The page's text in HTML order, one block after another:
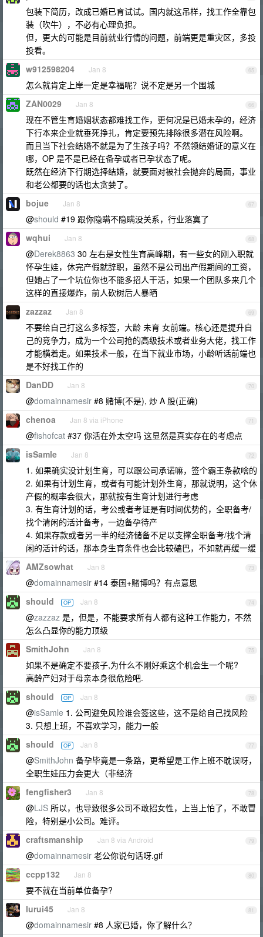
包装下简历，改成已婚已育试试。国内就这吊样，找工作全靠包
装（吹牛），不必有心理负担。
但，更大的可能是目前就业行情的问题，前端更是重灾区，多投
投看。
65
w912598204 Jan 8
怎么就肯定上岸一定是幸福呢？说不定是另一个围城
66
ZAN0029 Jan 8
现在不管生育婚姻状态都难找工作，更何况是已婚未孕的，经济
下行本来企业就垂死挣扎，肯定要预先排除很多潜在风险啊。
而且当下社会结婚不就是为了生孩子吗？不然领结婚证的意义在
哪，OP 是不是已经在备孕或者已孕状态了呢。
既然在经济下行期选择结婚，就要面对被社会抛弃的局面，事业
和老公都要的话也太贪婪了。
67
bojue Jan 8
@should #19 跟你隐瞒不隐瞒没关系，行业落寞了
68
wqhui Jan 8
@Derek8863 30 左右是女性生育高峰期，有一些女的刚入职就
怀孕生娃，休完产假就辞职，虽然不是公司出产假期间的工资，
但她占了一个坑位你也不能多招人干活，如果一个团队多来几个
这样的直接爆炸，前人砍树后人暴晒
69
zazzaz Jan 8
不要给自己打这么多标签，大龄 未育 女前端。核心还是提升自
己的竞争力，成为一个公司抢的高级技术或者业务大佬，找工作
才能横着走。如果技术一般，在当下就业市场，小龄听话前端也
是不好找工作的
70
DanDD Jan 8
@domainnamesir #8 赌博(不是), 炒 A 股(正确)
71
chenoa Jan 8 via iPhone
@fishofcat #37 你活在外太空吗 这显然是真实存在的考虑点
72
isSamle Jan 8
1. 如果确实没计划生育，可以跟公司承诺嘛，签个霸王条款啥的
2. 如果有计划生育，或者有可能计划外生育，那就说明，这个休
产假的概率会很大，那就按有生育计划进行考虑
3. 有生育计划的话，考公或者考证是有时间优势的，全职备考/
找个清闲的活计备考，一边备孕待产
4. 如果存款或者另一半的经济储备不足以支撑全职备考/找个清
闲的活计的话，那本身生育条件也会比较磕巴，不如就再缓一缓
73
AMZsowhat Jan 8
@domainnamesir #14 泰国+赌博吗？有点意思
74
should OP Jan 8
@zazzaz 是，但是，不能要求所有人都有这种工作能力，不然
怎么凸显你的能力顶级
75
SmithJohn Jan 8
如果不是确定不要孩子,为什么不刚好乘这个机会生一个呢?
高龄产妇对于母亲本身很危险吧.
76
should OP Jan 8
@isSamle 1. 公司避免风险谁会签这些，这不是给自己找风险
3. 只想上班，不喜欢学习，能力一般
77
should OP Jan 8
@SmithJohn 备孕毕竟是一条路，更希望是工作上班不耽误呀，
全职生娃压力会更大（非经济
78
fengfisher3 Jan 8
@LJS 所以，也导致很多公司不敢招女性，上当上怕了，不敢冒
险，特别是小公司。难评。
79
craftsmanship Jan 8 via Android
@domainnamesir 老公你说句话呀.gif
80
ccpp132 Jan 8
要不就在当前单位备孕?
81
lurui45 Jan 8
@domainnamesir #8 人家已婚，你了解什么？